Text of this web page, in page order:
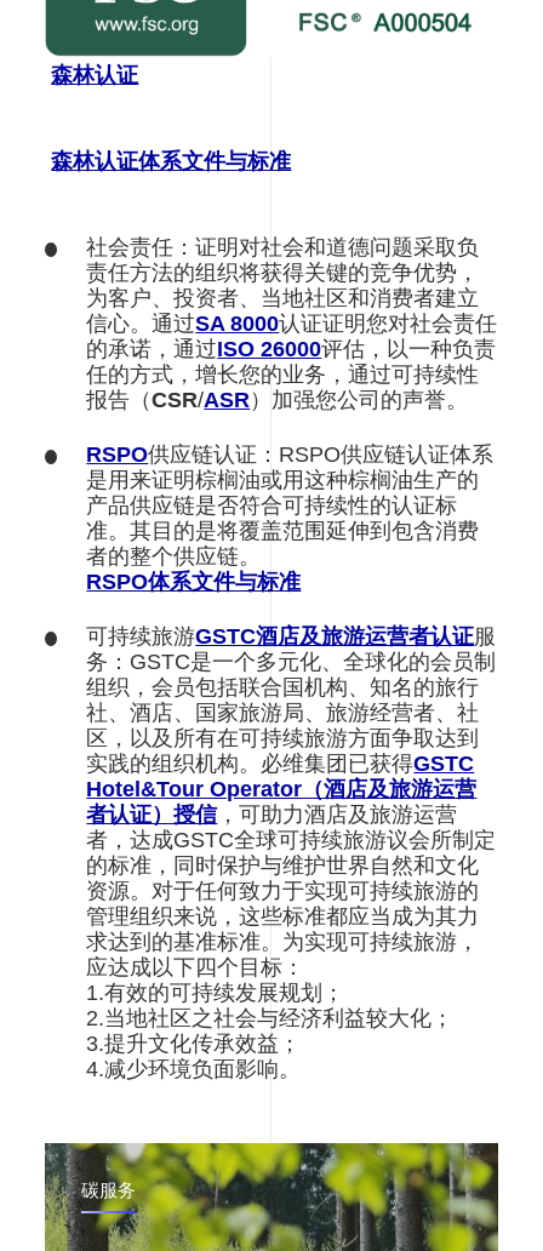
森林认证
森林认证体系文件与标准
社会责任：证明对社会和道德问题采取负
责任方法的组织将获得关键的竞争优势，
为客户、投资者、当地社区和消费者建立
信心。通过SA 8000认证证明您对社会责任
的承诺，通过ISO 26000评估，以一种负责
任的方式，增长您的业务，通过可持续性
报告（CSR/ASR ）加强您公司的声誉。
RSPO供应链认证：RSPO供应链认证体系
是用来证明棕榈油或用这种棕榈油生产的
产品供应链是否符合可持续性的认证标
准。其目的是将覆盖范围延伸到包含消费
者的整个供应链。
RSPO体系文件与标准
可持续旅游GSTC酒店及旅游运营者认证服
务：GSTC是一个多元化、全球化的会员制
组织，会员包括联合国机构、知名的旅行
社、酒店、国家旅游局、旅游经营者、社
区，以及所有在可持续旅游方面争取达到
实践的组织机构。必维集团已获得GSTC
Hotel&Tour Operator（酒店及旅游运营
者认证）授信，可助力酒店及旅游运营
者，达成GSTC全球可持续旅游议会所制定
的标准，同时保护与维护世界自然和文化
资源。对于任何致力于实现可持续旅游的
管理组织来说，这些标准都应当成为其力
求达到的基准标准。为实现可持续旅游，
应达成以下四个目标：
1.有效的可持续发展规划；
2.当地社区之社会与经济利益较大化；
3.提升文化传承效益；
4.减少环境负面影响。
碳服务